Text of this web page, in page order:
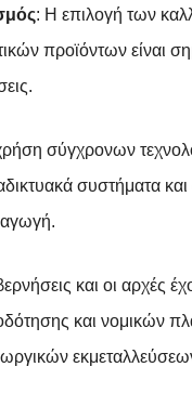
: Η επιλογή των
προϊόντων είναι
σύγχρονων
συστήματα
και οι αρχές
και νομικών